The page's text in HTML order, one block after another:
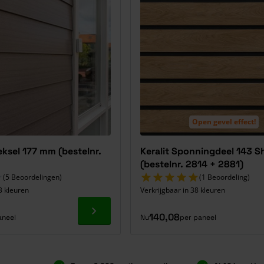
177 mm (bestelnr.
(5 Beoordelingen)
kleuren
Ga naar product
Open gevel effect!
Keralit Sponningdeel 143
(bestelnr. 2814 + 2881)
(1 Beoordeling)
Verkrijgbaar in 38 kleuren
Nu140,08per paneel